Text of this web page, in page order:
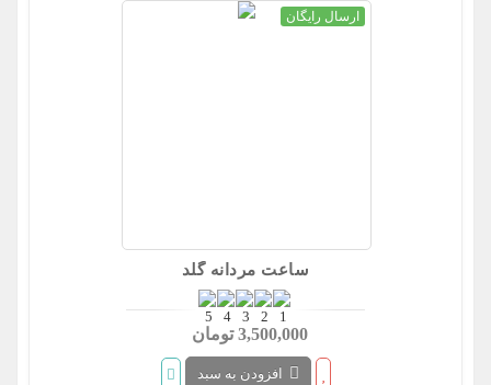
ارسال رایگان
ساعت مردانه گلد
3,500,000 تومان
افزودن به سبد